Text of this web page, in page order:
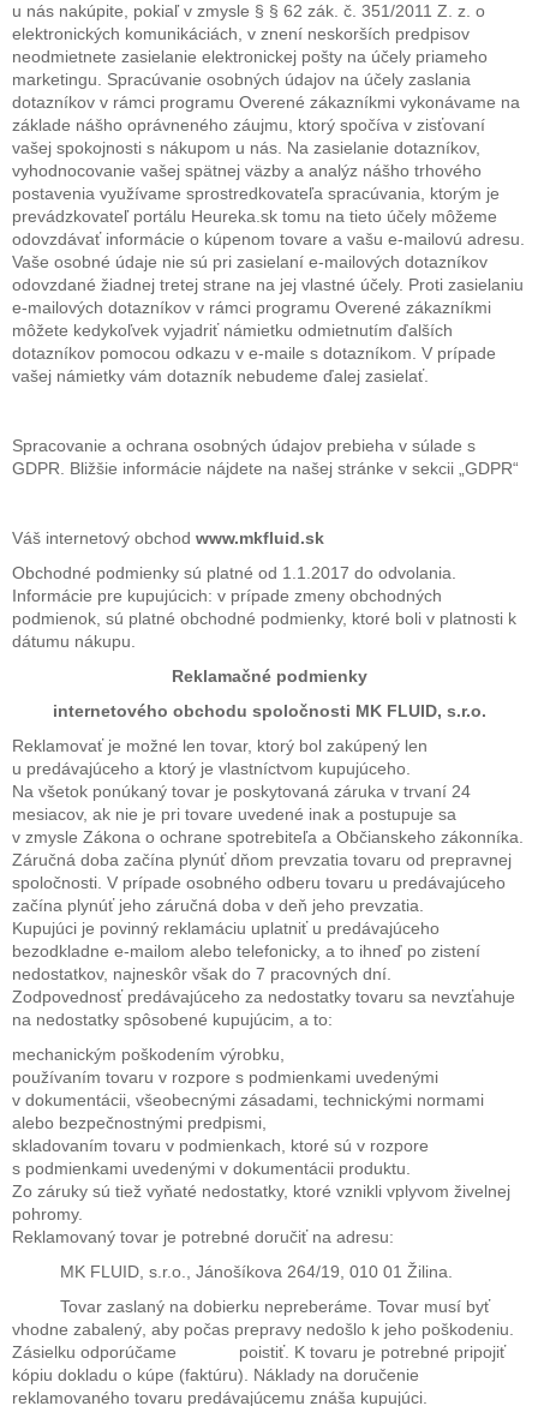
u nás nakúpite, pokiaľ v zmysle § § 62 zák. č. 351/2011 Z. z. o
elektronických komunikáciách, v znení neskorších predpisov
neodmietnete zasielanie elektronickej pošty na účely priameho
marketingu. Spracúvanie osobných údajov na účely zaslania
dotazníkov v rámci programu Overené zákazníkmi vykonávame na
základe nášho oprávneného záujmu, ktorý spočíva v zisťovaní
vašej spokojnosti s nákupom u nás. Na zasielanie dotazníkov,
vyhodnocovanie vašej spätnej väzby a analýz nášho trhového
postavenia využívame sprostredkovateľa spracúvania, ktorým je
prevádzkovateľ portálu Heureka.sk tomu na tieto účely môžeme
odovzdávať informácie o kúpenom tovare a vašu e-mailovú adresu.
Vaše osobné údaje nie sú pri zasielaní e-mailových dotazníkov
odovzdané žiadnej tretej strane na jej vlastné účely. Proti zasielaniu
e-mailových dotazníkov v rámci programu Overené zákazníkmi
môžete kedykoľvek vyjadriť námietku odmietnutím ďalších
dotazníkov pomocou odkazu v e-maile s dotazníkom. V prípade
vašej námietky vám dotazník nebudeme ďalej zasielať.
Spracovanie a ochrana osobných údajov prebieha v súlade s
GDPR. Bližšie informácie nájdete na našej stránke v sekcii „GDPR“
Váš internetový obchod www.mkfluid.sk
Obchodné podmienky sú platné od 1.1.2017 do odvolania.
Informácie pre kupujúcich: v prípade zmeny obchodných
podmienok, sú platné obchodné podmienky, ktoré boli v platnosti k
dátumu nákupu.
Reklamačné podmienky
internetového obchodu spoločnosti MK FLUID, s.r.o.
Reklamovať je možné len tovar, ktorý bol zakúpený len
u predávajúceho a ktorý je vlastníctvom kupujúceho.
Na všetok ponúkaný tovar je poskytovaná záruka v trvaní 24
mesiacov, ak nie je pri tovare uvedené inak a postupuje sa
v zmysle Zákona o ochrane spotrebiteľa a Občianskeho zákonníka.
Záručná doba začína plynúť dňom prevzatia tovaru od prepravnej
spoločnosti. V prípade osobného odberu tovaru u predávajúceho
začína plynúť jeho záručná doba v deň jeho prevzatia.
Kupujúci je povinný reklamáciu uplatniť u predávajúceho
bezodkladne e-mailom alebo telefonicky, a to ihneď po zistení
nedostatkov, najneskôr však do 7 pracovných dní.
Zodpovednosť predávajúceho za nedostatky tovaru sa nevzťahuje
na nedostatky spôsobené kupujúcim, a to:
mechanickým poškodením výrobku,
používaním tovaru v rozpore s podmienkami uvedenými
v dokumentácii, všeobecnými zásadami, technickými normami
alebo bezpečnostnými predpismi,
skladovaním tovaru v podmienkach, ktoré sú v rozpore
s podmienkami uvedenými v dokumentácii produktu.
Zo záruky sú tiež vyňaté nedostatky, ktoré vznikli vplyvom živelnej
pohromy.
Reklamovaný tovar je potrebné doručiť na adresu:
MK FLUID, s.r.o., Jánošíkova 264/19, 010 01 Žilina.
Tovar zaslaný na dobierku nepreberáme. Tovar musí byť
vhodne zabalený, aby počas prepravy nedošlo k jeho poškodeniu.
Zásielku odporúčame poistiť. K tovaru je potrebné pripojiť
kópiu dokladu o kúpe (faktúru). Náklady na doručenie
reklamovaného tovaru predávajúcemu znáša kupujúci.